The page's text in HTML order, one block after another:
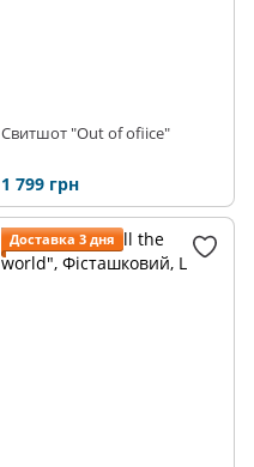
Свитшот "Out of ofiice"
1 799 грн
Доставка 3 дня